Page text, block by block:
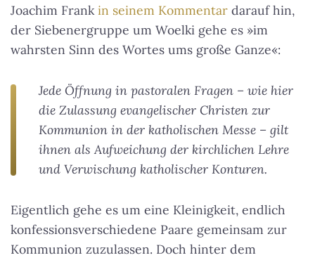
Joachim Frankin seinem Kommentar darauf hin,
der Siebenergruppe um Woelki gehe es »im
wahrsten Sinn des Wortes ums große Ganze«:
Jede Öffnung in pastoralen Fragen – wie hier
die Zulassung evangelischer Christen zur
Kommunion in der katholischen Messe – gilt
ihnen als Aufweichung der kirchlichen Lehre
und Verwischung katholischer Konturen.
Eigentlich gehe es um eine Kleinigkeit, endlich
konfessionsverschiedene Paare gemeinsam zur
Kommunion zuzulassen. Doch hinter dem